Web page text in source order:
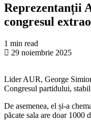
Reprezentanții
congresul
1 min read
29 noiembrie 2025
Lider AUR, George
Congresul partidului,
De asemenea, el și-a
păcate sala are doar 1000